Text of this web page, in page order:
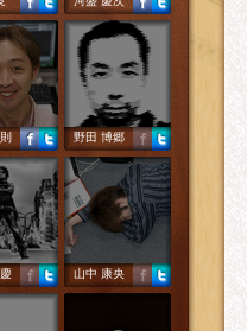
野田 博郷
山中 康央